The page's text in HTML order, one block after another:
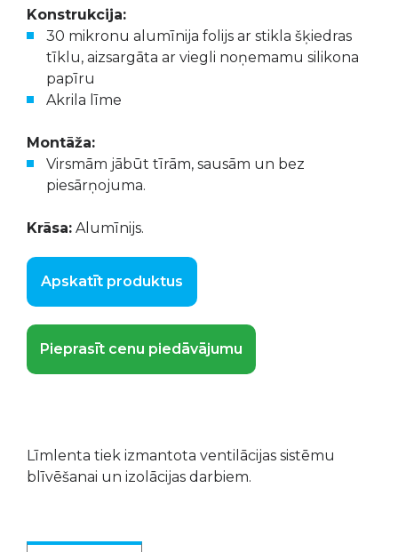
Konstrukcija:
30 mikronu alumīnija folijs ar stikla šķiedras
tīklu, aizsargāta ar viegli noņemamu silikona
papīru
Akrila līme
Montāža:
Virsmām jābūt tīrām, sausām un bez
piesārņojuma.
Krāsa: Alumīnijs.
Apskatīt produktus
Pieprasīt cenu piedāvājumu
Līmlenta tiek izmantota ventilācijas sistēmu
blīvēšanai un izolācijas darbiem.